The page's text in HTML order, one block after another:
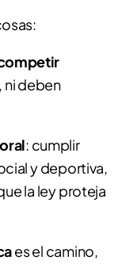
ni deben
: cumplir
y deportiva,
la ley proteja
es el camino,